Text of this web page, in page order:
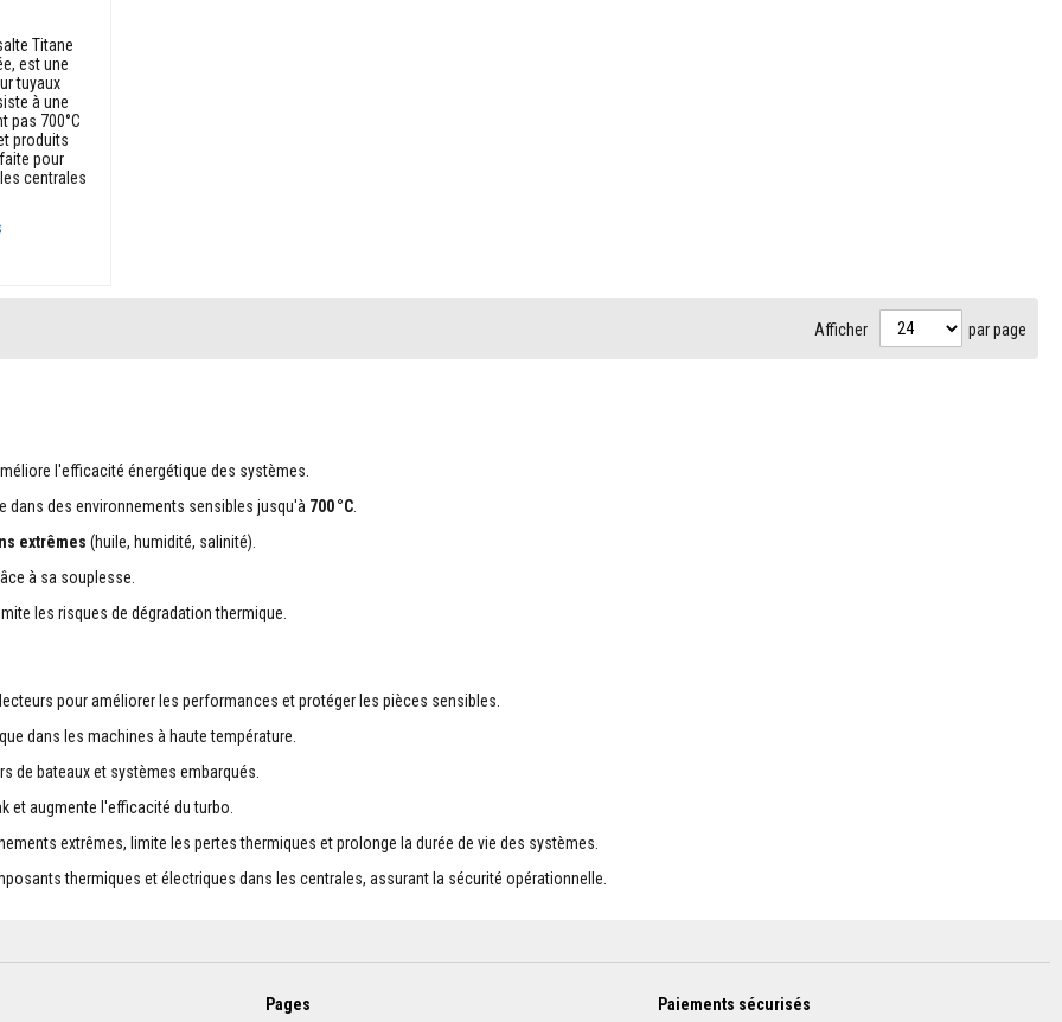
Titane
est une
tuyaux
à une
pas 700°C
produits
pour
centrales
Afficher par page
l'efficacité énergétique des systèmes.
dans des environnements sensibles jusqu'à 700 °C
extrêmes (huile, humidité, salinité).
à sa souplesse.
les risques de dégradation thermique.
pour améliorer les performances et protéger les pièces sensibles.
dans les machines à haute température.
de bateaux et systèmes embarqués.
et augmente l'efficacité du turbo.
extrêmes, limite les pertes thermiques et prolonge la durée de vie des systèmes.
thermiques et électriques dans les centrales, assurant la sécurité opérationnelle.
Pages Paiements sécurisés